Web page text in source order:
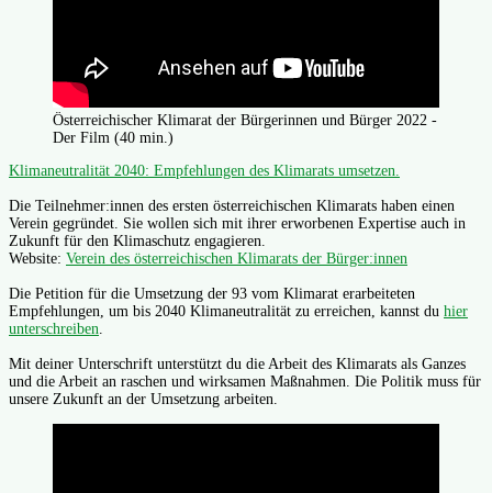
Österreichischer Klimarat der Bürgerinnen und Bürger 2022 -
Der Film (40 min.)
Klimaneutralität 2040: Empfehlungen des Klimarats umsetzen.
Die Teilnehmer:innen des ersten österreichischen Klimarats haben einen
Verein gegründet. Sie wollen sich mit ihrer erworbenen Expertise auch in
Zukunft für den Klimaschutz engagieren.
Website: Verein des österreichischen Klimarats der Bürger:innen
Die Petition für die Umsetzung der 93 vom Klimarat erarbeiteten
Empfehlungen, um bis 2040 Klimaneutralität zu erreichen, kannst du hier
unterschreiben
Mit deiner Unterschrift unterstützt du die Arbeit des Klimarats als Ganzes
und die Arbeit an raschen und wirksamen Maßnahmen. Die Politik muss für
unsere Zukunft an der Umsetzung arbeiten.